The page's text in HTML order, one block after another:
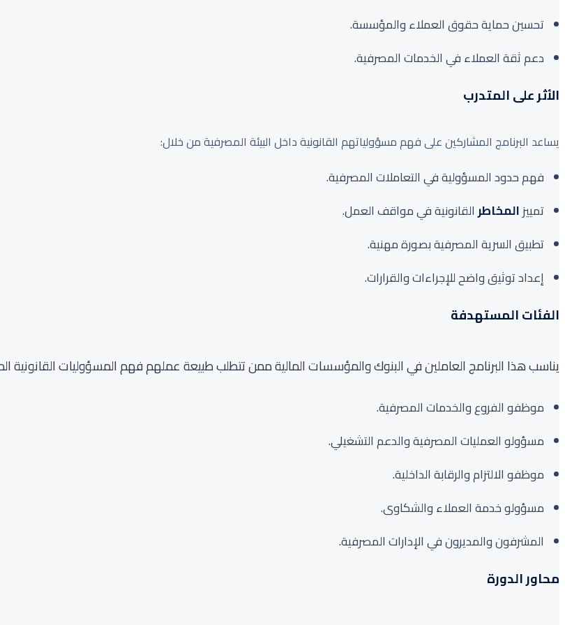
تحسين حماية حقوق العملاء والمؤسسة.
دعم ثقة العملاء في الخدمات المصرفية.
الأثر على المتدرب
يساعد البرنامج المشاركين على فهم مسؤولياتهم القانونية داخل البيئة المصرفية من خلال:
فهم حدود المسؤولية في التعاملات المصرفية.
تمييزالمخاطرالقانونية في مواقف العمل.
تطبيق السرية المصرفية بصورة مهنية.
إعداد توثيق واضح للإجراءات والقرارات.
الفئات المستهدفة
يناسب هذا البرنامج العاملين في البنوك والمؤسسات المالية ممن تتطلب طبيعة عملهم فهم المسؤوليات القانونية
موظفو الفروع والخدمات المصرفية.
مسؤولو العمليات المصرفية والدعم التشغيلي.
موظفو الالتزام والرقابة الداخلية.
مسؤولو خدمة العملاء والشكاوى.
المشرفون والمديرون في الإدارات المصرفية.
محاور الدورة